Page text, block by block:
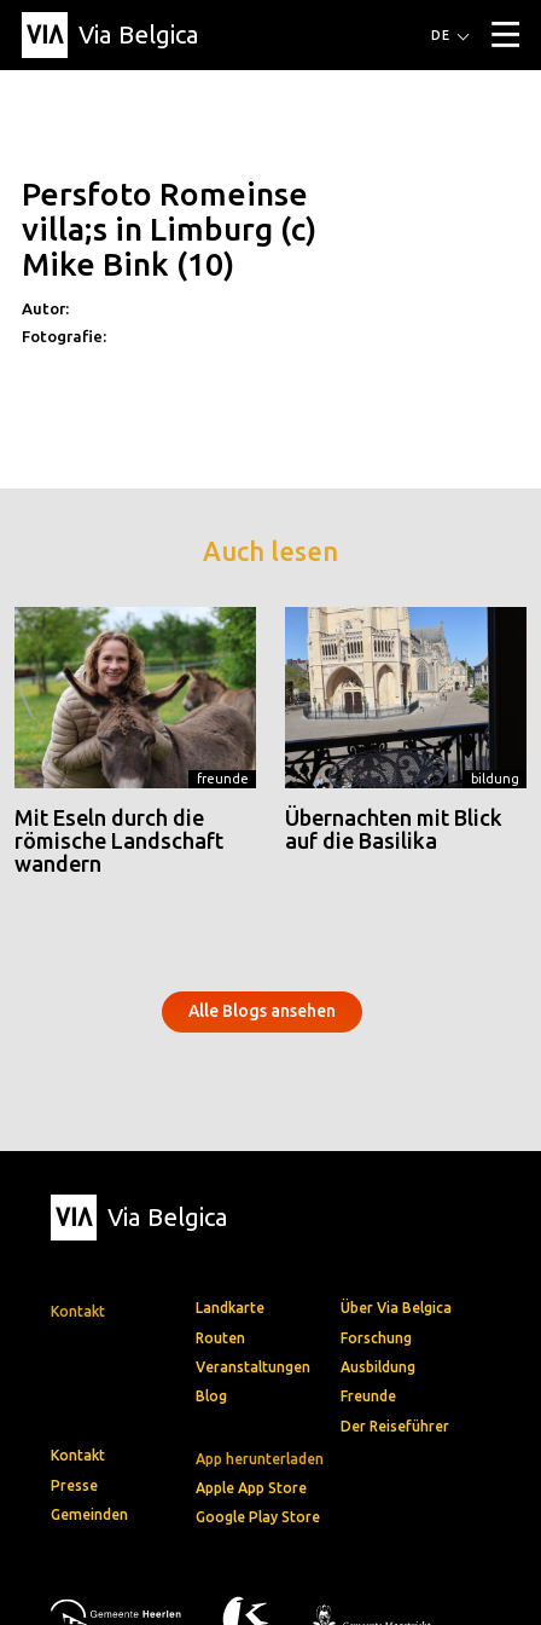
Via Belgica ▼
Artikel
Bildung
Rezept
Freunde
Über Via Belgica
Über Via Belgica
Forschung
Ausbildung
Der Reiseführer
Organisation
DE
Persfoto Romeinse
villa;s in Limburg (c)
Mike Bink (10)
Autor:
Fotografie:
Auch lesen
freunde
Mit Eseln durch die
römische Landschaft
wandern
bildung
Übernachten mit Blick
auf die Basilika
Alle Blogs ansehen
Via Belgica
Kontakt
App herunterladen
Apple App Store
Google Play Store
Landkarte
Routen
Veranstaltungen
Blog
Über Via Belgica
Forschung
Ausbildung
Freunde
Der Reiseführer
Kontakt
Presse
Gemeinden